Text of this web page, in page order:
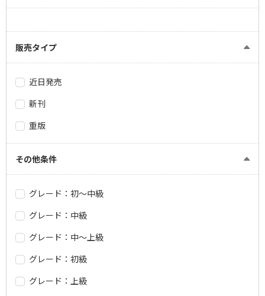
販売タイプ
近日発売
新刊
重版
その他条件
グレード：初～中級
グレード：中級
グレード：中～上級
グレード：初級
グレード：上級